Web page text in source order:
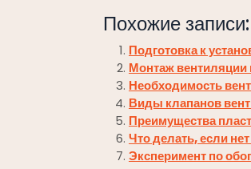
Похожие записи:
Подготовка к
Монтаж вентиляции
Необходимость
Виды клапанов
Преимущества
Что делать, если
Эксперимент по